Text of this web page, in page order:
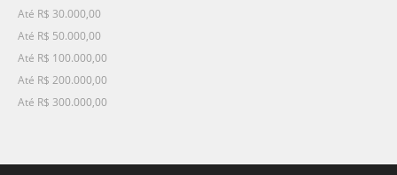
Até R$ 30.000,00
Até R$ 50.000,00
Até R$ 100.000,00
Até R$ 200.000,00
Até R$ 300.000,00